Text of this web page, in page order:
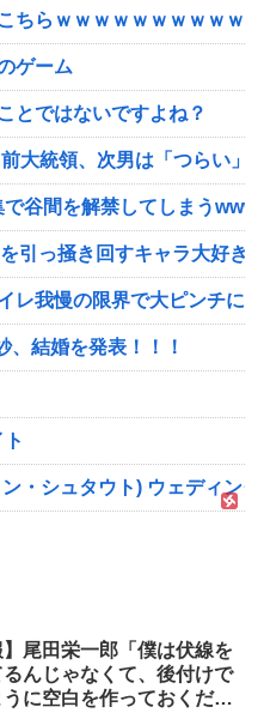
ちらｗｗｗｗｗｗｗｗｗｗ
ゲーム
とではないですよね？
大統領、次男は「つらい」
谷間を解禁してしまうwww
引っ掻き回すキャラ大好
レ我慢の限界で大ピンチに
、結婚を発表！！！
・シュタウト) ウェディン
】尾田栄一郎「僕は伏線を
んじゃなくて、後付けで
うに空白を作っておくだ